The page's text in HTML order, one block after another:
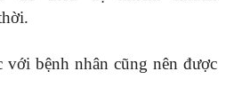
bệnh nhân cũng nên được